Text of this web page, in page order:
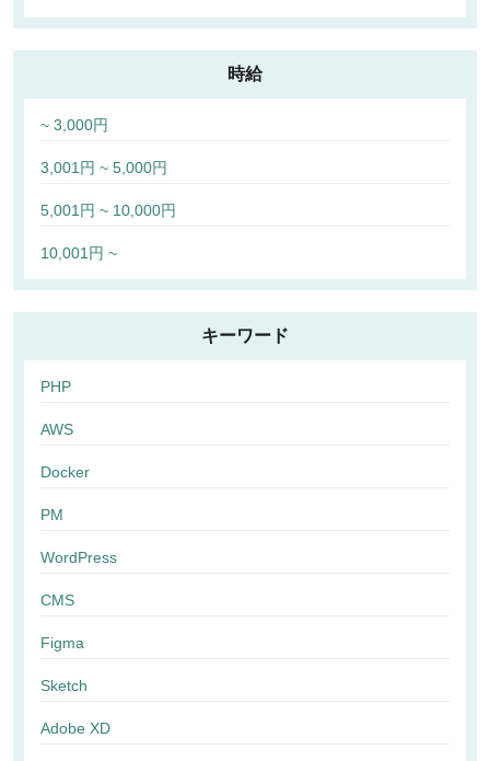
時給
~ 3,000円
3,001円 ~ 5,000円
5,001円 ~ 10,000円
10,001円 ~
キーワード
PHP
AWS
Docker
PM
WordPress
CMS
Figma
Sketch
Adobe XD